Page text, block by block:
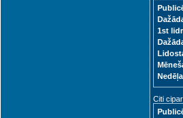
1st
Citi